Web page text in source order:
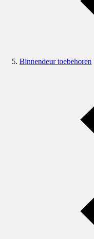
Binnendeur toebehoren